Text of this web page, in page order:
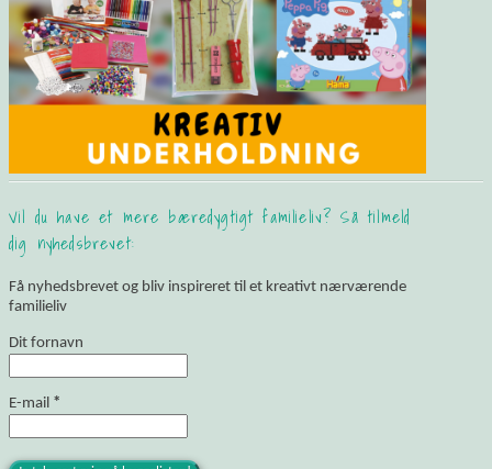
Vil du have et mere bæredygtigt familieliv? Så tilmeld
dig nyhedsbrevet:
Få nyhedsbrevet og bliv inspireret til et kreativt nærværende
familieliv
Dit fornavn
E-mail *